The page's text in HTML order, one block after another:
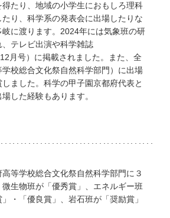
得たり、地域の小学生におもしろ理科
り、科学系の発表会に出場したりな
岐に渡ります。2024年には気象班の研
テレビ出演や科学雑誌
月号）に掲載されました。また、全
学校総合文化祭自然科学部門）に出場
しました。科学の甲子園京都府代表と
した経験もあります。
等学校総合文化祭自然科学部門に３
生物班が「優秀賞」、エネルギー班
・「優良賞」、岩石班が「奨励賞」